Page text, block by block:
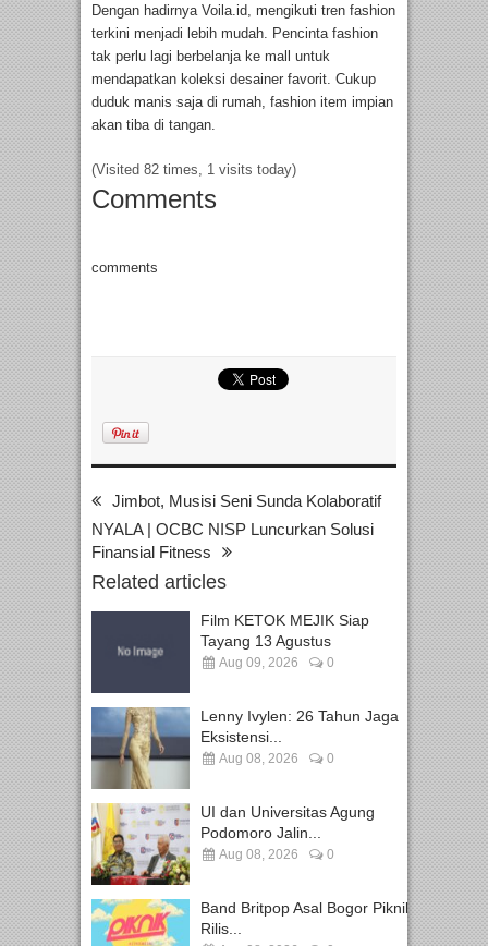
Dengan hadirnya Voila.id, mengikuti tren fashion
terkini menjadi lebih mudah. Pencinta fashion
tak perlu lagi berbelanja ke mall untuk
mendapatkan koleksi desainer favorit. Cukup
duduk manis saja di rumah, fashion item impian
akan tiba di tangan.
(Visited 82 times, 1 visits today)
Comments
comments
Jimbot, Musisi Seni Sunda Kolaboratif
NYALA | OCBC NISP Luncurkan Solusi
Finansial Fitness
Related articles
Film KETOK MEJIK Siap
Tayang 13 Agustus
Aug 09, 2026 0
Lenny Ivylen: 26 Tahun Jaga
Eksistensi...
Aug 08, 2026 0
UI dan Universitas Agung
Podomoro Jalin...
Aug 08, 2026 0
Band Britpop Asal Bogor Piknik
Rilis...